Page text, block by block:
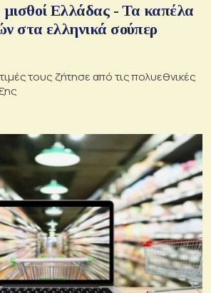
μισθοί Ελλάδας - Τα καπέλα
στα ελληνικά σούπερ
τους ζήτησε από τις πολυεθνικές